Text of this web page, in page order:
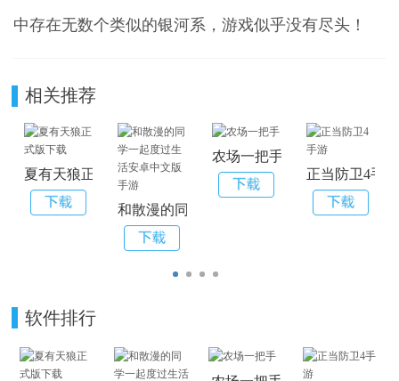
中存在无数个类似的银河系，游戏似乎没有尽头！
相关推荐
夏有天狼正式版下载
和散漫的同学一起度过生活安卓中文版手游
农场一把手
正当防卫4手游
软件排行